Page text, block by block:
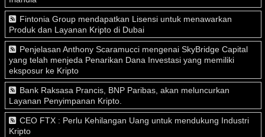
Fintonia Group mendapatkan Lisensi untuk menawarkan
Produk dan Layanan Kripto di Dubai
Penjelasan Anthony Scaramucci mengenai SkyBridge Capital
yang telah menjeda Penarikan Dana Investasi yang memiliki
eksposur ke Kripto
Bank Raksasa Prancis, BNP Paribas, akan meluncurkan
Layanan Penyimpanan Kripto.
CEO FTX : Perlu Kehilangan Uang untuk mendukung Industri
Kripto